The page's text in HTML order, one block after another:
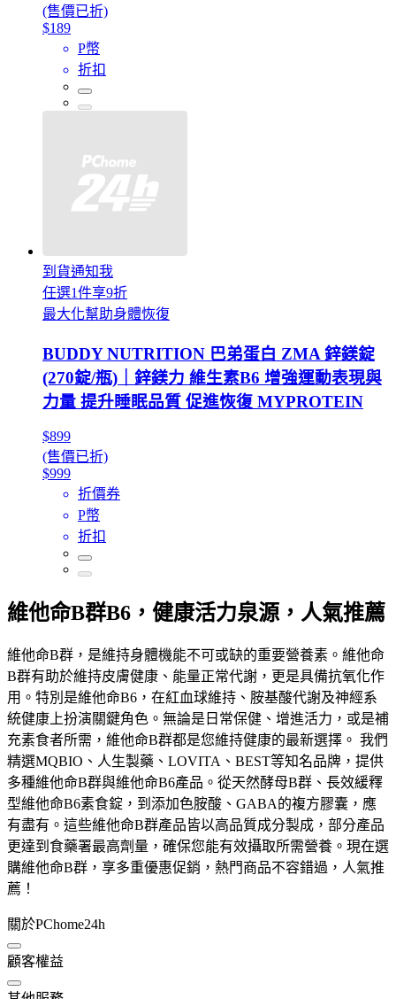
(售價已折)
$189
P幣
折扣
到貨通知我
任選1件享9折
最大化幫助身體恢復
BUDDY NUTRITION 巴弟蛋白 ZMA 鋅鎂錠
(270錠/瓶)｜鋅鎂力 維生素B6 增強運動表現與
力量 提升睡眠品質 促進恢復 MYPROTEIN
$899
(售價已折)
$999
折價券
P幣
折扣
維他命B群B6，健康活力泉源，人氣推薦
維他命B群，是維持身體機能不可或缺的重要營養素。維他命
B群有助於維持皮膚健康、能量正常代謝，更是具備抗氧化作
用。特別是維他命B6，在紅血球維持、胺基酸代謝及神經系
統健康上扮演關鍵角色。無論是日常保健、增進活力，或是補
充素食者所需，維他命B群都是您維持健康的最新選擇。 我們
精選MQBIO、人生製藥、LOVITA、BEST等知名品牌，提供
多種維他命B群與維他命B6產品。從天然酵母B群、長效緩釋
型維他命B6素食錠，到添加色胺酸、GABA的複方膠囊，應
有盡有。這些維他命B群產品皆以高品質成分製成，部分產品
更達到食藥署最高劑量，確保您能有效攝取所需營養。現在選
購維他命B群，享多重優惠促銷，熱門商品不容錯過，人氣推
薦！
關於PChome24h
顧客權益